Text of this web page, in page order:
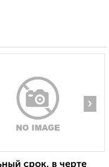
›
срок, в черте